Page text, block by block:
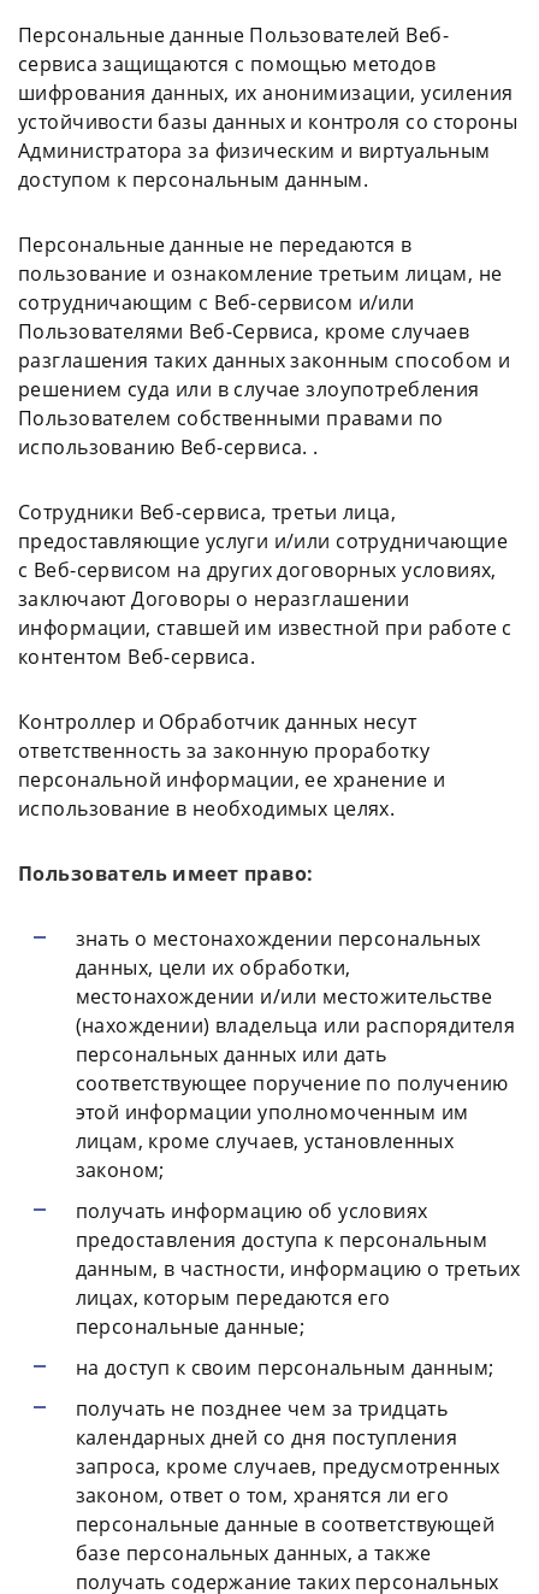
Персональные данные Пользователей Веб-
сервиса защищаются с помощью методов
шифрования данных, их анонимизации, усиления
устойчивости базы данных и контроля со стороны
Администратора за физическим и виртуальным
доступом к персональным данным.
Персональные данные не передаются в
пользование и ознакомление третьим лицам, не
сотрудничающим с Веб-сервисом и/или
Пользователями Веб-Сервиса, кроме случаев
разглашения таких данных законным способом и
решением суда или в случае злоупотребления
Пользователем собственными правами по
использованию Веб-сервиса. .
Сотрудники Веб-сервиса, третьи лица,
предоставляющие услуги и/или сотрудничающие
с Веб-сервисом на других договорных условиях,
заключают Договоры о неразглашении
информации, ставшей им известной при работе с
контентом Веб-сервиса.
Контроллер и Обработчик данных несут
ответственность за законную проработку
персональной информации, ее хранение и
использование в необходимых целях.
Пользователь имеет право:
знать о местонахождении персональных
данных, цели их обработки,
местонахождении и/или местожительстве
(нахождении) владельца или распорядителя
персональных данных или дать
соответствующее поручение по получению
этой информации уполномоченным им
лицам, кроме случаев, установленных
законом;
получать информацию об условиях
предоставления доступа к персональным
данным, в частности, информацию о третьих
лицах, которым передаются его
персональные данные;
на доступ к своим персональным данным;
получать не позднее чем за тридцать
календарных дней со дня поступления
запроса, кроме случаев, предусмотренных
законом, ответ о том, хранятся ли его
персональные данные в соответствующей
базе персональных данных, а также
получать содержание таких персональных